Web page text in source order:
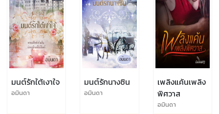
มนต์รักใต้เงาใจ
อมินดา
มนต์รักนางซิน
อมินดา
เพลิงแค้นเพลิง
พิศวาส
อมินดา